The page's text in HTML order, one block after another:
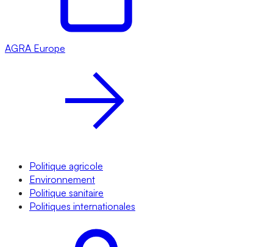
AGRA Europe
Politique agricole
Environnement
Politique sanitaire
Politiques internationales